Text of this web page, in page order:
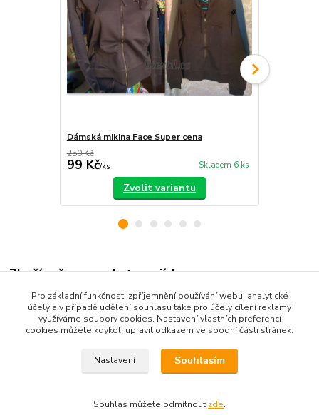
Dámská mikina Face Super cena
250 Kč
99 Kč/ks Skladem 6 ks
Zvolit variantu
Zboží zařazeno v kategoriích
Dámské oblečení
mikiny, soupravy
Pro základní funkčnost, zpříjemnění používání webu, analytické
účely a v případě udělení souhlasu také pro účely cílení reklamy
využíváme soubory cookies. Nastavení vlastních preferencí
cookies můžete kdykoli upravit odkazem ve spodní části stránek.
Nastavení Souhlasím
Souhlas můžete odmítnout zde.